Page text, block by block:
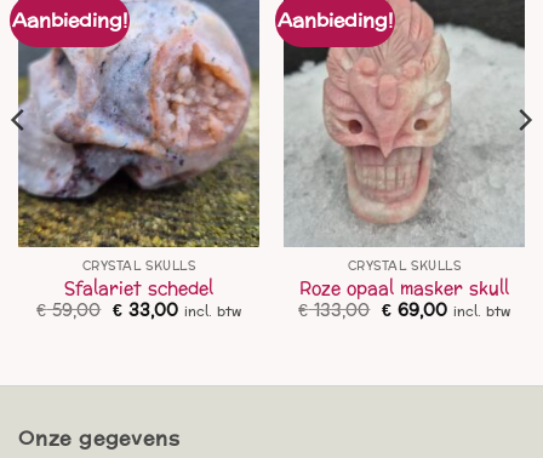
Aanbieding!
CRYSTAL SKULLS
Sfalariet schedel
€59,00 Oorspronkelijke
prijs
€33,00Huidige
prijs
incl. btw
Aanbieding!
CRYSTAL SKULLS
Roze opaal masker skull
€133,00 Oorspronkelijke
prijs
€69,00Huidige
prijs
incl. btw
Onze gegevens